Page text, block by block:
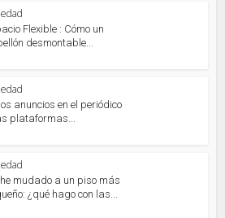
Flexible : Cómo un
desmontable...
anuncios en el periódico
plataformas...
mudado a un piso más
¿qué hago con las...